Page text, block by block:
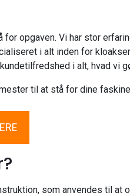
for opgaven. Vi har stor
i alt inden for
i alt, hvad vi
til at stå for dine
som anvendes til